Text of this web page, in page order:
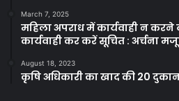
March 7, 2025
महिला अपराध में कार्यवाही न
कार्यवाही कर करें सूचित : अर्चना
August 18, 2023
कृषि अधिकारी का खाद की 20